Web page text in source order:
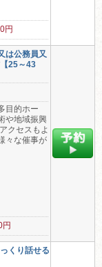
円
は公務員又
25～43
目的ホー
や地域振興
クセスもよ
々な催事が
くり話せる